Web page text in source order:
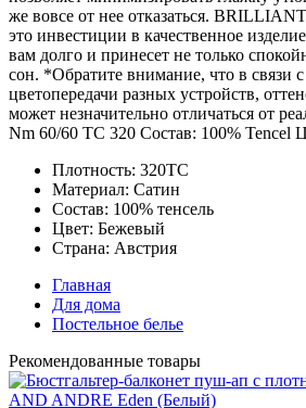
же вовсе от нее отказаться.
это инвестиции в качественное
вам долго и принесет не только
сон. *Обратите внимание, что в связи
цветопередачи разных устройств,
может незначительно отличаться от
Nm 60/60 ТС 320 Состав: 100%
Плотность: 320ТС
Материал: Сатин
Состав: 100% тенсель
Цвет: Бежевый
Страна: Австрия
Главная
Для дома
Постельное белье
Рекомендованные товары